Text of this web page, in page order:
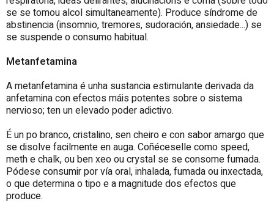
se se tomou alcol simultaneamente). Produce síndrome de
abstinencia (insomnio, tremores, sudoración, ansiedade...) se
se suspende o consumo habitual.
Metanfetamina
A metanfetamina é unha sustancia estimulante derivada da
anfetamina con efectos máis potentes sobre o sistema
nervioso; ten un elevado poder adictivo.
É un po branco, cristalino, sen cheiro e con sabor amargo que
se disolve facilmente en auga. Coñéceselle como speed,
meth e chalk, ou ben xeo ou crystal se se consome fumada.
Pódese consumir por vía oral, inhalada, fumada ou inxectada,
o que determina o tipo e a magnitude dos efectos que
produce.